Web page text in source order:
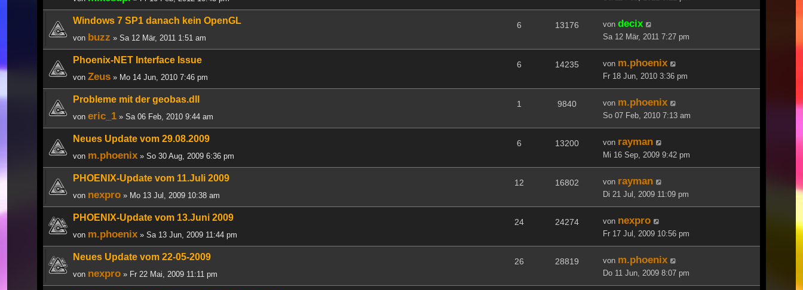
Windows 7 SP1 danach kein OpenGL
von buzz » Sa 12 Mär, 2011 1:51 am
6 13176 von decix
Sa 12 Mär, 2011 7:27 pm
Phoenix-NET Interface Issue
von Zeus » Mo 14 Jun, 2010 7:46 pm
6 14235 von m.phoenix
Fr 18 Jun, 2010 3:36 pm
Probleme mit der geobas.dll
von eric_1 » Sa 06 Feb, 2010 9:44 am
1 9840 von m.phoenix
So 07 Feb, 2010 7:13 am
Neues Update vom 29.08.2009
von m.phoenix » So 30 Aug, 2009 6:36 pm
6 13200 von rayman
Mi 16 Sep, 2009 9:42 pm
PHOENIX-Update vom 11.Juli 2009
von nexpro » Mo 13 Jul, 2009 10:38 am
12 16802 von rayman
Di 21 Jul, 2009 11:09 pm
PHOENIX-Update vom 13.Juni 2009
von m.phoenix » Sa 13 Jun, 2009 11:44 pm
24 24274 von nexpro
Fr 17 Jul, 2009 10:56 pm
Neues Update vom 22-05-2009
von nexpro » Fr 22 Mai, 2009 11:11 pm
26 28819 von m.phoenix
Do 11 Jun, 2009 8:07 pm